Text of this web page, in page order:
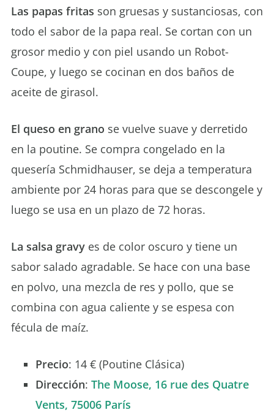
Las papas fritas son gruesas y sustanciosas, con
todo el sabor de la papa real. Se cortan con un
grosor medio y con piel usando un Robot-
Coupe, y luego se cocinan en dos baños de
aceite de girasol.
El queso en grano se vuelve suave y derretido
en la poutine. Se compra congelado en la
quesería Schmidhauser, se deja a temperatura
ambiente por 24 horas para que se descongele y
luego se usa en un plazo de 72 horas.
La salsa gravy es de color oscuro y tiene un
sabor salado agradable. Se hace con una base
en polvo, una mezcla de res y pollo, que se
combina con agua caliente y se espesa con
fécula de maíz.
Precio: 14 € (Poutine Clásica)
Dirección: The Moose, 16 rue des Quatre
Vents, 75006 París